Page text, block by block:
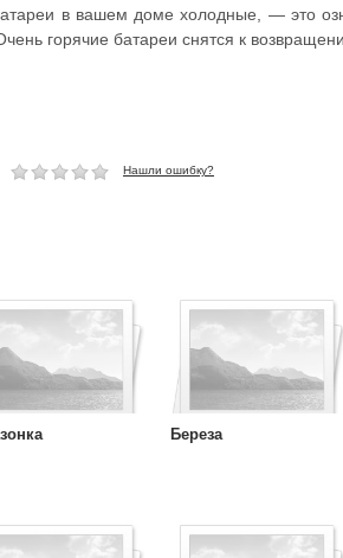
в вашем доме холодные, — это
горячие батареи снятся к
Нашли ошибку?
Береза